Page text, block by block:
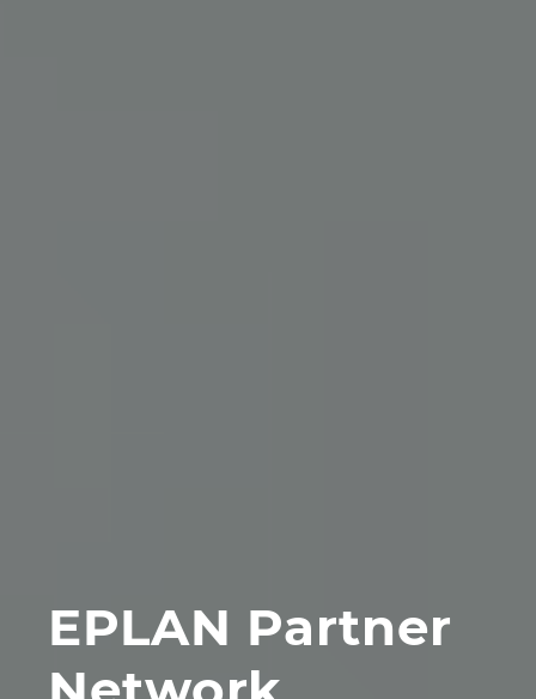
EPLAN Partner